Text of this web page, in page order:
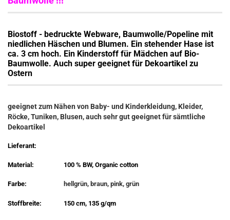
Biostoff - bedruckte Webware, Baumwolle/Popeline mit
niedlichen Häschen und Blumen. Ein stehender Hase ist
ca. 3 cm hoch. Ein Kinderstoff für Mädchen auf Bio-
Baumwolle. Auch super geeignet für Dekoartikel zu
Ostern
geeignet zum Nähen von Baby- und Kinderkleidung, Kleider,
Röcke, Tuniken, Blusen, auch sehr gut geeignet für sämtliche
Dekoartikel
Lieferant:
Material: 100 % BW, Organic cotton
Farbe: hellgrün, braun, pink, grün
Stoffbreite: 150 cm, 135 g/qm